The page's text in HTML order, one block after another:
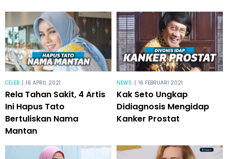
CELEB | 16 APRIL 2021
Rela Tahan Sakit, 4 Artis
Ini Hapus Tato
Bertuliskan Nama
Mantan
NEWS | 16 FEBRUARI 2021
Kak Seto Ungkap
Didiagnosis Mengidap
Kanker Prostat